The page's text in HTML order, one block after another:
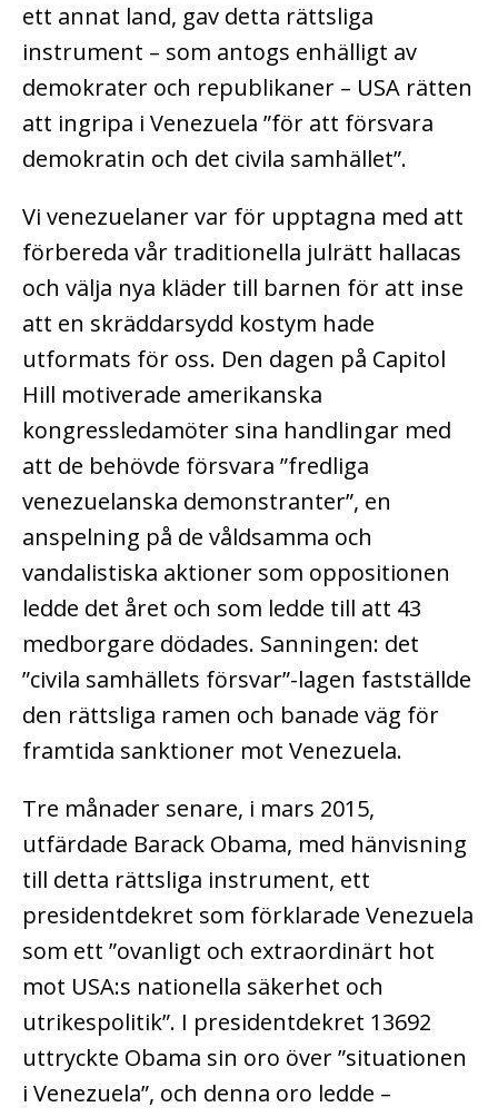
ett annat land, gav detta rättsliga
instrument – som antogs enhälligt av
demokrater och republikaner – USA rätten
att ingripa i Venezuela ”för att försvara
demokratin och det civila samhället”.
Vi venezuelaner var för upptagna med att
förbereda vår traditionella julrätt hallacas
och välja nya kläder till barnen för att inse
att en skräddarsydd kostym hade
utformats för oss. Den dagen på Capitol
Hill motiverade amerikanska
kongressledamöter sina handlingar med
att de behövde försvara ”fredliga
venezuelanska demonstranter”, en
anspelning på de våldsamma och
vandalistiska aktioner som oppositionen
ledde det året och som ledde till att 43
medborgare dödades. Sanningen: det
”civila samhällets försvar”-lagen fastställde
den rättsliga ramen och banade väg för
framtida sanktioner mot Venezuela.
Tre månader senare, i mars 2015,
utfärdade Barack Obama, med hänvisning
till detta rättsliga instrument, ett
presidentdekret som förklarade Venezuela
som ett ”ovanligt och extraordinärt hot
mot USA:s nationella säkerhet och
utrikespolitik”. I presidentdekret 13692
uttryckte Obama sin oro över ”situationen
i Venezuela”, och denna oro ledde –